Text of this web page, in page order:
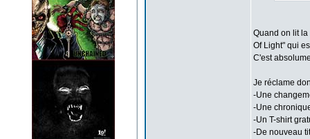
Quand on lit la
Of Light" qui
C'est
Je réclame
-Une
-Une
-Un T-shirt
-De nouveau